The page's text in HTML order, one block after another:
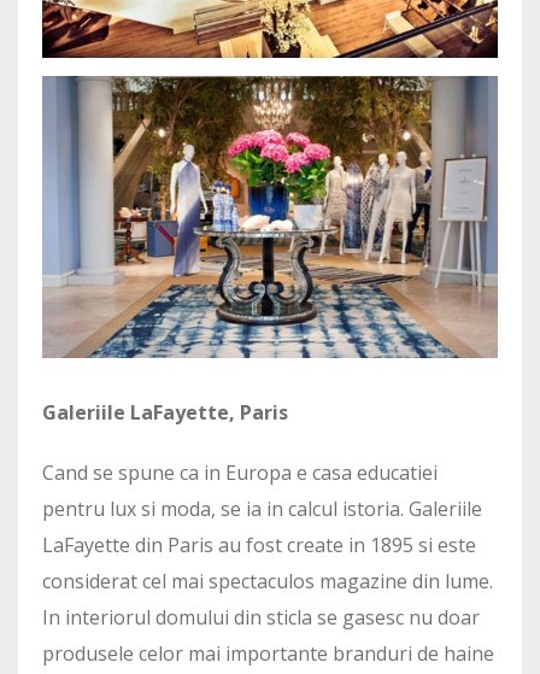
Galeriile LaFayette, Paris
Cand se spune ca in Europa e casa educatiei
pentru lux si moda, se ia in calcul istoria. Galeriile
LaFayette din Paris au fost create in 1895 si este
considerat cel mai spectaculos magazine din lume.
In interiorul domului din sticla se gasesc nu doar
produsele celor mai importante branduri de haine